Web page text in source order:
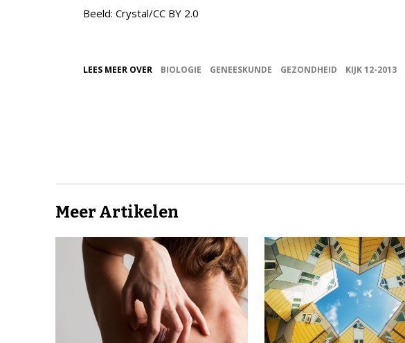
Beeld: Crystal/CC BY 2.0
LEES MEER OVER BIOLOGIE GENEESKUNDE GEZONDHEID KIJK 12-2013
Meer Artikelen